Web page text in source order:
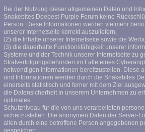
Bei der Nutzung dieser allgemeinen Daten und
Snakebites Deepest-Purple Forum keine
Person. Diese Informationen werden vielmehr
unserer Internetseite korrekt auszuliefern,
(2) die Inhalte unserer Internetseite sowie die
(3) die dauerhafte Funktionsfähigkeit unserer
Systeme und der Technik unserer Internetseite zu
Strafverfolgungsbehörden im Falle eines
notwendigen Informationen bereitzustellen. Diese
und Informationen werden durch die Snakebites
einerseits statistisch und ferner mit dem Ziel
die Datensicherheit in unserem Unternehmen zu
optimales
Schutzniveau für die von uns verarbeiteten
sicherzustellen. Die anonymen Daten der Server-
allen durch eine betroffene Person angegebenen
gespeichert.